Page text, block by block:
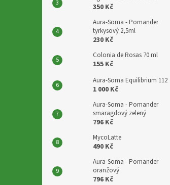
350 Kč
Aura-Soma - Pomander
tyrkysový 2,5ml
230 Kč
Colonia de Rosas 70 ml
155 Kč
Aura-Soma Equilibrium 112
1 000 Kč
Aura-Soma - Pomander
smaragdový zelený
796 Kč
MycoLatte
490 Kč
Aura-Soma - Pomander
oranžový
796 Kč